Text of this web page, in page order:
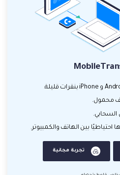
السحابي.
تجربة مجانية